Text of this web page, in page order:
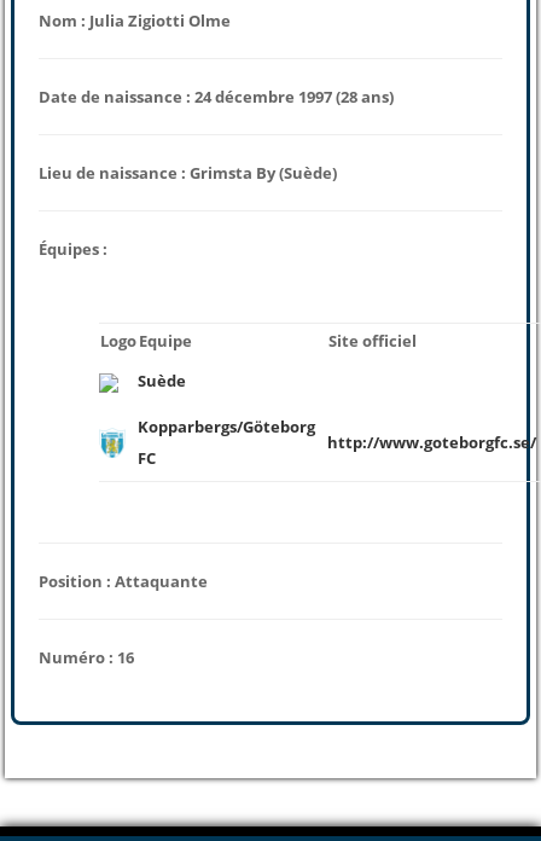
Nom : Julia Zigiotti Olme
Date de naissance : 24 décembre 1997 (28 ans)
Lieu de naissance : Grimsta By (Suède)
Équipes :
LogoEquipe
Site officiel
Suède
Kopparbergs/Göteborg
FC
http://www.goteborgfc.se/
Position : Attaquante
Numéro : 16